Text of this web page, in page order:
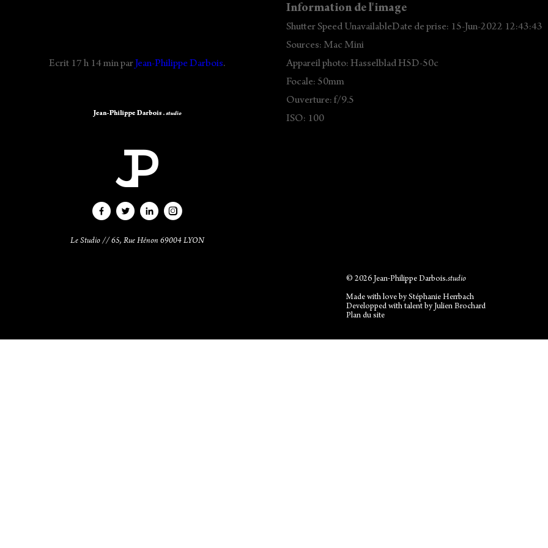
CONTACT
Ecrit 17 h 14 minpar Jean-Philippe Darbois.
Information de l'image
Shutter Speed UnavailableDate de prise: 15-Jun-2022 12:43:43
Sources: Mac Mini
Appareil photo: Hasselblad H5D-50c
Focale: 50mm
Ouverture: f/9.5
ISO: 100
Le Studio // 65, Rue Hénon 69004 LYON
© 2026 Jean-Philippe Darbois.studio
Made with love byStéphanie Herrbach
Developped with talent by Julien Brochard
Plan du site